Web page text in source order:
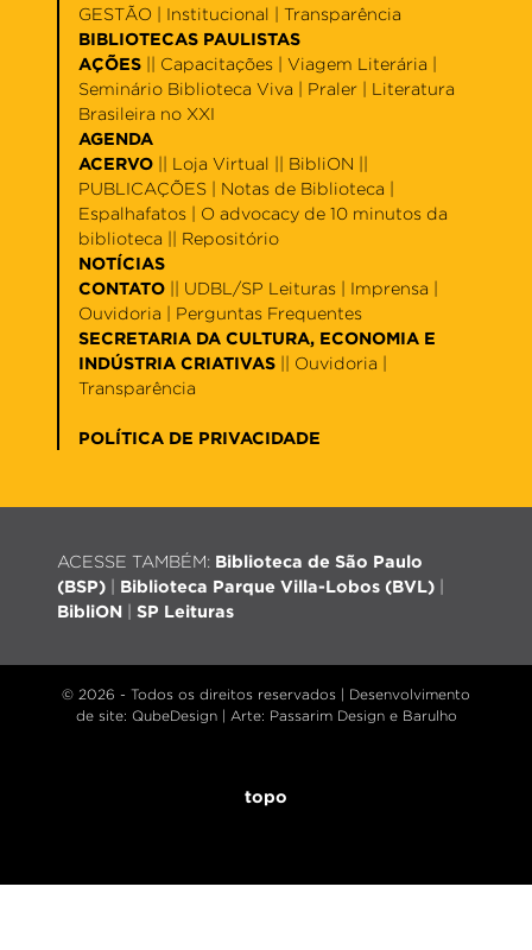
GESTÃO | Institucional
Transparência
BIBLIOTECAS PAULISTAS
AÇÕES
Capacitações Viagem Literária
Seminário Biblioteca Viva
Praler
Literatura
Brasileira no XXI
AGENDA
ACERVO
Loja Virtual BibliON
PUBLICAÇÕES | Notas de Biblioteca
Espalhafatos
O advocacy de 10 minutos da
biblioteca
Repositório
NOTÍCIAS
CONTATO
UDBL/SP Leituras Imprensa
Ouvidoria
Perguntas Frequentes
SECRETARIA DA CULTURA, ECONOMIA E
INDÚSTRIA CRIATIVAS
Ouvidoria
Transparência
POLÍTICA DE PRIVACIDADE
ACESSE TAMBÉM: Biblioteca de São Paulo
(BSP)
Biblioteca Parque Villa-Lobos (BVL)
BibliON
SP Leituras
© 2026 - Todos os direitos reservados | Desenvolvimento
de site: QubeDesign | Arte: Passarim Design e Barulho
topo